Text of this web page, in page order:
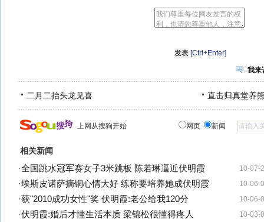
[Ctrl+Enter]
我来
二月二抬头龙见喜 直击归真堂养
上网从搜狗开始 网页 新闻
相关新闻
10-07-
·全国跳水冠军赛女子3米跳板 陈若琳逼近伏明霞
10-06-
·埃斯皮诺萨摘铜心情大好 练称要培养她成伏明霞
10-06-
·获"2010成功女性"奖 伏明霞:老公给我120分
10-03-
·伏明霞:婚后才懂生活本质 梁锦松很懂得疼人